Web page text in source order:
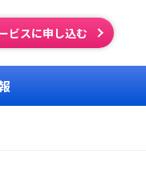
ビスに申し込む